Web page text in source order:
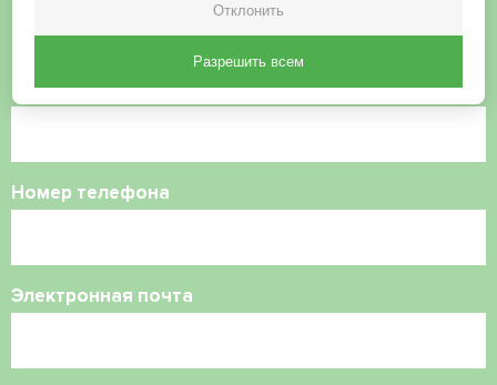
Свяжитесь с нами, и мы поможем вам
Имя
Номер телефона
Электронная почта
Отклонить
Разрешить всем